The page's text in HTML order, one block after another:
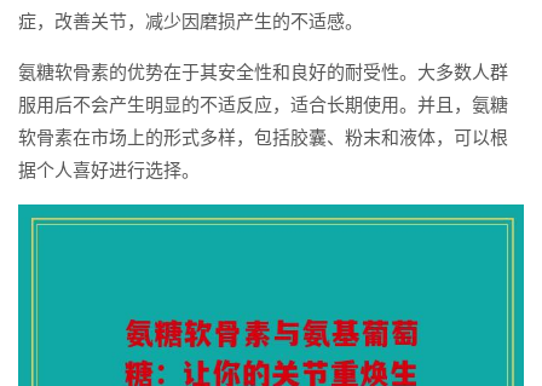
症，改善关节，减少因磨损产生的不适感。
氨糖软骨素的优势在于其安全性和良好的耐受性。大多数人群
服用后不会产生明显的不适反应，适合长期使用。并且，氨糖
软骨素在市场上的形式多样，包括胶囊、粉末和液体，可以根
据个人喜好进行选择。